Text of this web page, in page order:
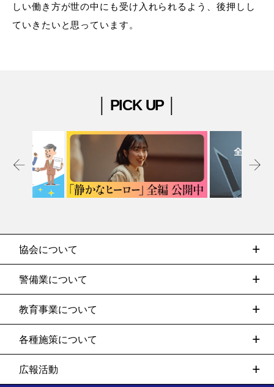
しい働き方が世の中にも受け入れられるよう、後押しし
ていきたいと思っています。
│ PICK UP │
協会について
警備業について
教育事業について
各種施策について
広報活動